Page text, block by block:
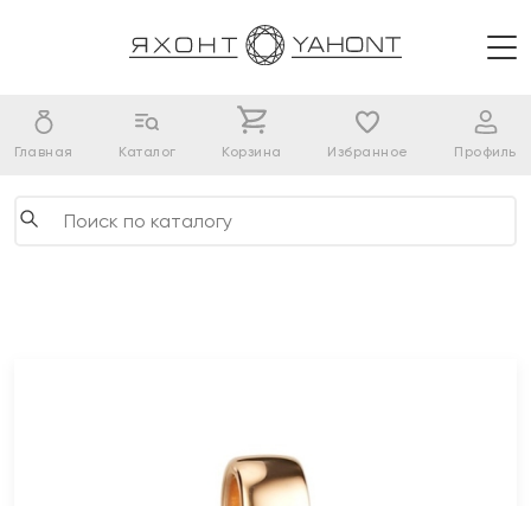
Главная Каталог Корзина Избранное Профиль